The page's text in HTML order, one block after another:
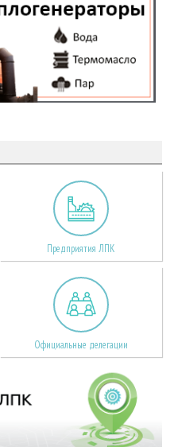
Предприятия ЛПК
Официальные делегации